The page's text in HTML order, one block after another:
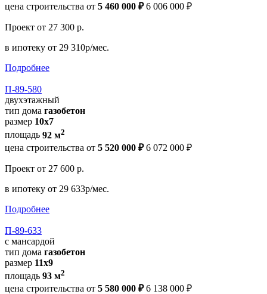
цена строительства от 5 460 000 ₽ 6 006 000 ₽
Проект от 27 300 р.
в ипотеку от 29 310р/мес.
Подробнее
П-89-580
двухэтажный
тип дома газобетон
размер 10х7
площадь 92 м2
цена строительства от 5 520 000 ₽ 6 072 000 ₽
Проект от 27 600 р.
в ипотеку от 29 633р/мес.
Подробнее
П-89-633
с мансардой
тип дома газобетон
размер 11x9
площадь 93 м2
цена строительства от 5 580 000 ₽ 6 138 000 ₽